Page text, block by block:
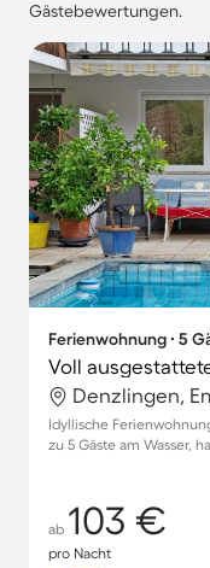
Gästebewertungen.
Ferienwohnung ∙ 5
Denzlingen,
Idyllische
zu 5 Gäste am Wasser,
ab 103 €
pro Nacht